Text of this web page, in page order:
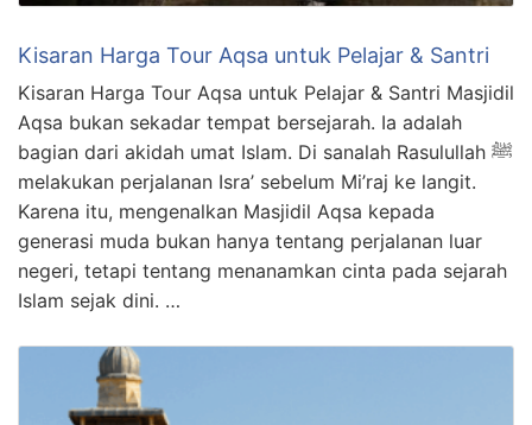
Kisaran Harga Tour Aqsa untuk Pelajar & Santri
Kisaran Harga Tour Aqsa untuk Pelajar & Santri Masjidil
Aqsa bukan sekadar tempat bersejarah. Ia adalah
bagian dari akidah umat Islam. Di sanalah Rasulullah ﷺ
melakukan perjalanan Isra’ sebelum Mi’raj ke langit.
Karena itu, mengenalkan Masjidil Aqsa kepada
generasi muda bukan hanya tentang perjalanan luar
negeri, tetapi tentang menanamkan cinta pada sejarah
Islam sejak dini. …